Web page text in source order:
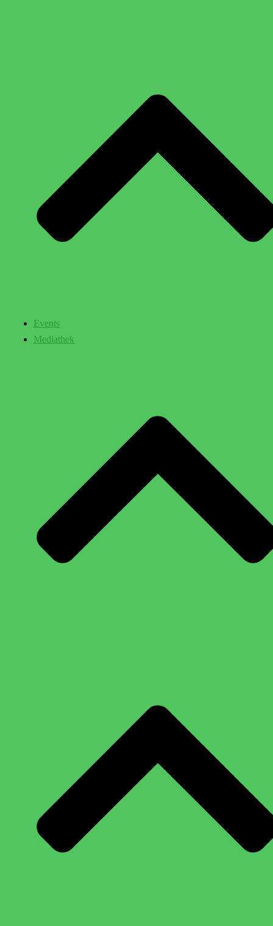
Events
Mediathek